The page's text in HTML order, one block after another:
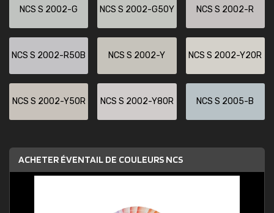
NCS S 2002-G NCS S 2002-G50Y NCS S 2002-R
NCS S 2002-R50B NCS S 2002-Y NCS S 2002-Y20R
NCS S 2002-Y50R NCS S 2002-Y80R NCS S 2005-B
ACHETER ÉVENTAIL DE COULEURS NCS